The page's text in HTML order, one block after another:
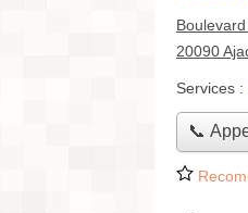
20090
Services :
📞